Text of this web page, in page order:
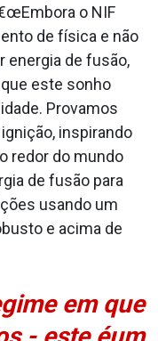
o NIF
de física e não
energia de fusão,
este sonho
Provamos
inspirando
redor do mundo
de fusão para
usando um
e acima de
em que